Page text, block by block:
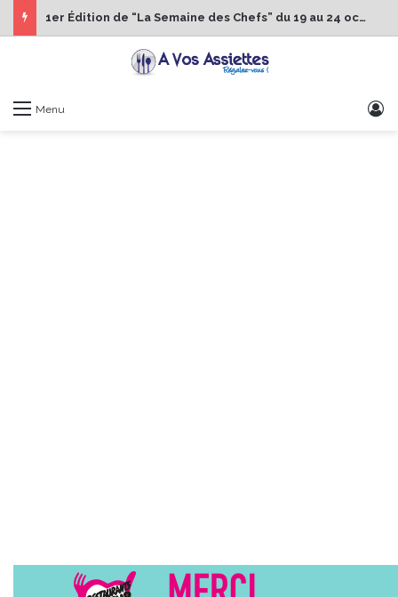
1er Édition de “La Semaine des Chefs” du 19 au 24 octobre 2026
Menu